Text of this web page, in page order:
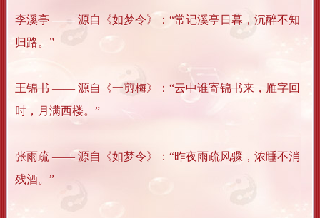
李溪亭 —— 源自《如梦令》：“常记溪亭日暮，沉醉不知
归路。”
王锦书 —— 源自《一剪梅》：“云中谁寄锦书来，雁字回
时，月满西楼。”
张雨疏 —— 源自《如梦令》：“昨夜雨疏风骤，浓睡不消
残酒。”